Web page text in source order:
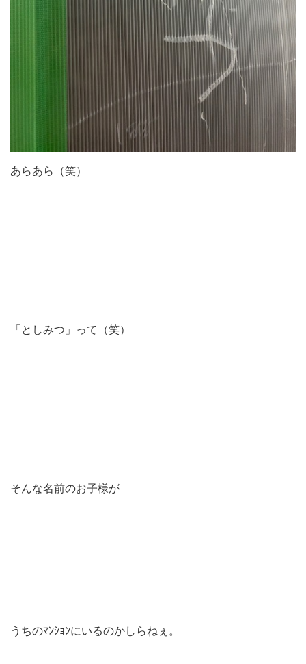
あらあら（笑）
「としみつ」って（笑）
そんな名前のお子様が
うちのﾏﾝｼｮﾝにいるのかしらねぇ。